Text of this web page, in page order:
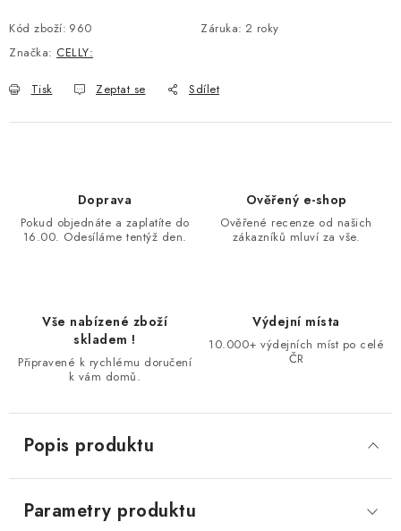
Kód zboží: 960 Záruka: 2 roky
Značka: CELLY:
Tisk Zeptat se Sdílet
Doprava
Pokud objednáte a zaplatíte do
16.00. Odesíláme tentýž den.
Ověřený e-shop
Ověřené recenze od našich
zákazníků mluví za vše.
Vše nabízené zboží
skladem !
Připravené k rychlému doručení
k vám domů.
Výdejní místa
10.000+ výdejních míst po celé
ČR
Popis produktu
Parametry produktu